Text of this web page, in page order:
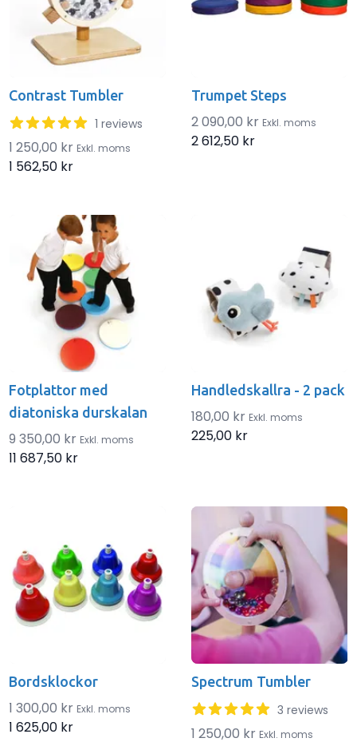
Contrast Tumbler
5 out of 5 stars1 reviews
1 250,00 kr Exkl. moms
1 562,50 kr
Trumpet Steps
2 090,00 kr Exkl. moms
2 612,50 kr
Fotplattor med
diatoniska durskalan
9 350,00 kr Exkl. moms
11 687,50 kr
Handledskallra - 2 pack
180,00 kr Exkl. moms
225,00 kr
Bordsklockor
1 300,00 kr Exkl. moms
1 625,00 kr
Spectrum Tumbler
4.6666666666667 out of
3 reviews
1 250,00 kr Exkl. moms